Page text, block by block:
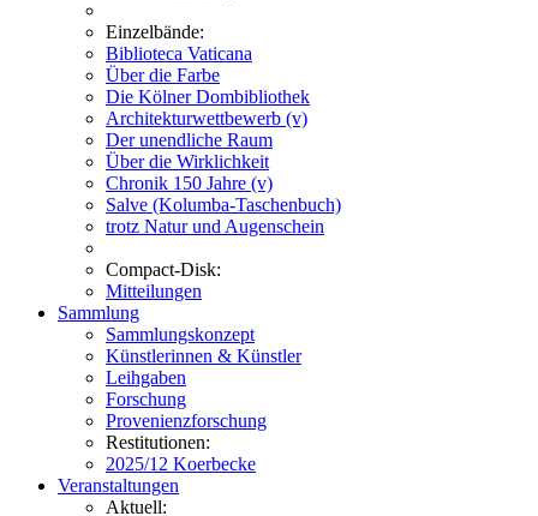
Einzelbände:
Biblioteca Vaticana
Über die Farbe
Die Kölner Dombibliothek
Architekturwettbewerb (v)
Der unendliche Raum
Über die Wirklichkeit
Chronik 150 Jahre (v)
Salve (Kolumba-Taschenbuch)
trotz Natur und Augenschein
Compact-Disk:
Mitteilungen
Sammlung
Sammlungskonzept
Künstlerinnen & Künstler
Leihgaben
Forschung
Provenienzforschung
Restitutionen:
2025/12 Koerbecke
Veranstaltungen
Aktuell: